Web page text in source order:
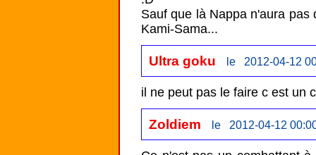
Sauf que là Nappa n'aura pas
Kami-Sama...
Ultra goku le 2012-04-12
il ne peut pas le faire c est un
Zoldiem le 2012-04-12